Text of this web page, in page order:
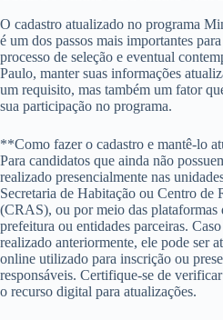
O cadastro atualizado no programa
é um dos passos mais importantes
processo de seleção e eventual
Paulo, manter suas informações
um requisito, mas também um fator
sua participação no programa.
**Como fazer o cadastro e mantê-lo
Para candidatos que ainda não
realizado presencialmente nas
Secretaria de Habitação ou Centro de
(CRAS), ou por meio das plataformas
prefeitura ou entidades parceiras.
realizado anteriormente, ele pode ser
online utilizado para inscrição ou
responsáveis. Certifique-se de
o recurso digital para atualizações.